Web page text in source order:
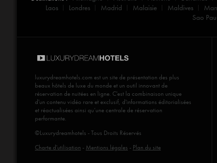
Laos
Londres Madrid Malaisie Maldives
Sao
luxurydreamhotels.com est un site de présentation des plus
beaux hôtels de luxe du monde et un outil innovant de
réservation de nuitées en ligne. C'est la combinaison unique
d'un contenu vidéo rare et exclusif, d'informations éditorialisées
et réactualisées ainsi qu’une centrale de réservation
performante.
©Luxurydreamhotels - Tous Droits Réservés
Charte d'utilisation - Mentions légales - Plan du site